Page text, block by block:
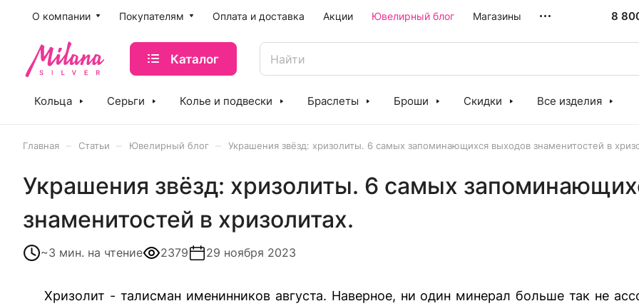
O компании Покупателям Оплата и доставка Акции Ювелирный блог Магазины 8
Каталог
Кольца Серьги Колье и подвески Браслеты Броши Скидки Все изделия
Главная Статьи Ювелирный блог Украшения звёзд: хризолиты. 6 самых запоминающихся выходов знаменитостей в
Украшения звёзд: хризолиты. 6 самых
знаменитостей в хризолитах.
~3 мин. на чтение 2379 29 ноября 2023
Хризолит - талисман именинников августа. Наверное, ни один минерал больше так не